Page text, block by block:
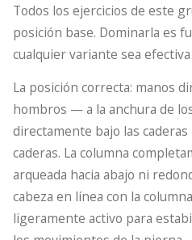
Todos los ejercicios de este
posición base. Dominarla es
cualquier variante sea
La posición correcta: manos
hombros — a la anchura de
directamente bajo las
caderas. La columna
arqueada hacia abajo ni
cabeza en línea con la
ligeramente activo para